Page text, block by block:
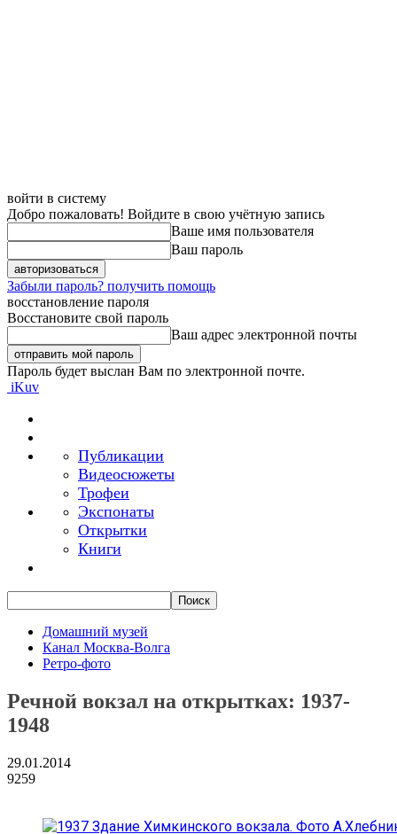
войти в систему
Добро пожаловать! Войдите в свою учётную запись
Ваше имя пользователя
Ваш пароль
Забыли пароль? получить помощь
восстановление пароля
Восстановите свой пароль
Ваш адрес электронной почты
Пароль будет выслан Вам по электронной почте.
iKuv
Публикации
Видеосюжеты
Трофеи
Экспонаты
Открытки
Книги
Домашний музей
Канал Москва-Волга
Ретро-фото
Речной вокзал на открытках: 1937-
1948
29.01.2014
9259